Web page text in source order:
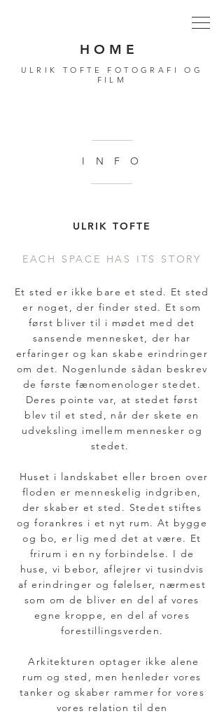
H O M E
ULRIK TOFTE FOTOGRAFI OG
FILM
I N F O
ULRIK TOFTE
EACH SPACE HAS ITS STORY
Et sted er ikke bare et sted. Et sted
er noget, der finder sted. Et som
først bliver til i mødet med det
sansende mennesket, der har
erfaringer og kan skabe erindringer
om det. Nogenlunde sådan beskrev
de første fænomenologer stedet.
Deres pointe var, at stedet først
blev til et sted, når der skete en
udveksling imellem mennesker og
stedet.
Huset i landskabet eller broen over
floden er menneskelig indgriben,
der skaber et sted. Stedet stiftes
og forankres i et nyt rum. At bygge
og bo, er lig med det at være. Et
frirum i en ny forbindelse. I de
huse, vi bebor, aflejrer vi tusindvis
af erindringer og følelser, nærmest
som om de bliver en del af vores
egne kroppe, en del af vores
forestillingsverden.
Arkitekturen optager ikke alene
rum og sted, men henleder vores
tanker og skaber rammer for vores
vores relation til den